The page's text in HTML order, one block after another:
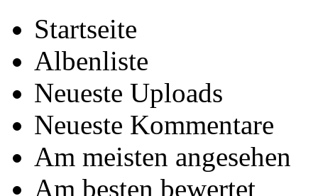
Startseite
Albenliste
Neueste Uploads
Neueste Kommentare
Am meisten angesehen
Am besten bewertet